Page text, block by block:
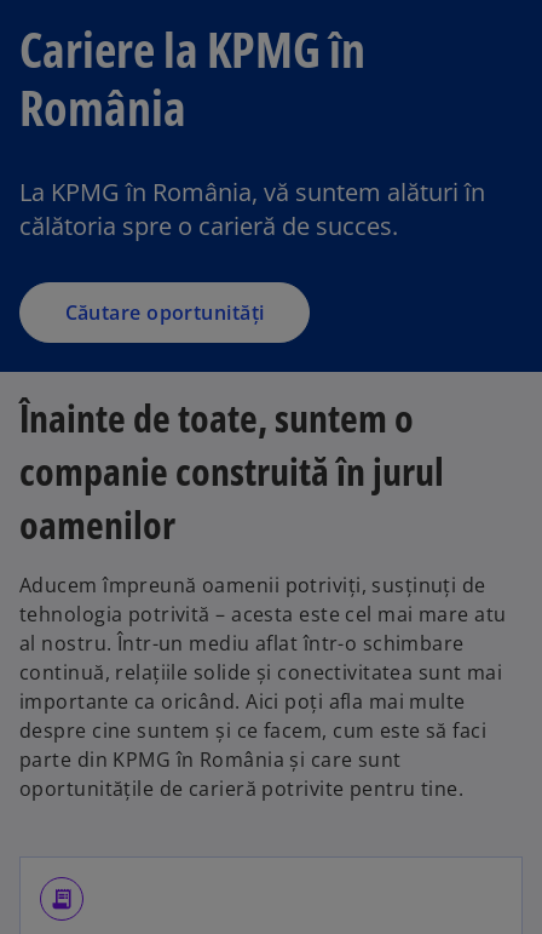
Cariere la KPMG în
România
La KPMG în România, vă suntem alături în
călătoria spre o carieră de succes.
Căutare oportunități
o
n
s
n
a
n
e
t
b
Înainte de toate, suntem o
companie construită în jurul
oamenilor
Aducem împreună oamenii potriviți, susținuți de
tehnologia potrivită – acesta este cel mai mare atu
al nostru. Într-un mediu aflat într-o schimbare
continuă, relațiile solide și conectivitatea sunt mai
importante ca oricând. Aici poți afla mai multe
despre cine suntem și ce facem, cum este să faci
parte din KPMG în România și care sunt
oportunitățile de carieră potrivite pentru tine.
receipt_long